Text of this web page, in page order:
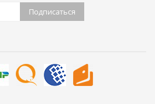
Подписаться